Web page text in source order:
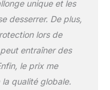
unique et les
desserrer. De plus,
lors de
entraîner des
le prix me
qualité globale.